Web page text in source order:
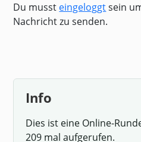
Du musst eingeloggtsein
Nachricht zu senden.
Info
Dies ist eine Online-
209 mal aufgerufen.